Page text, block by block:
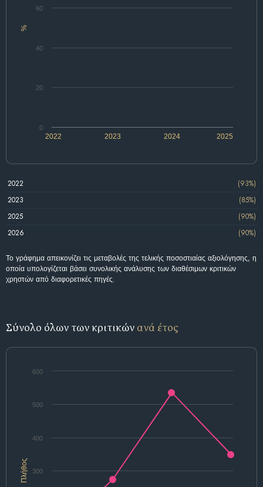
%
2022 2024
2023 2025
0
20
40
60
2022
(93%)
2023
(85%)
2025
(90%)
2026
(90%)
Το γράφημα απεικονίζει τις μεταβολές της τελικής ποσοστιαίας αξιολόγησης, η
οποία υπολογίζεται βάσει συνολικής ανάλυσης των διαθέσιμων κριτικών
χρηστών από διαφορετικές πηγές.
Σύνολο όλων των κριτικών ανά έτος
Πλήθος 300
400
500
600